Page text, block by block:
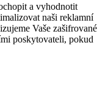
a vyhodnotit
naši reklamní
Vaše zašifrované
poskytovateli, pokud